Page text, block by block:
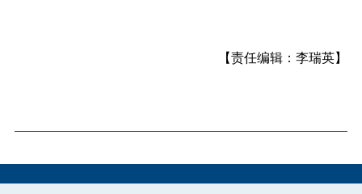
【责任编辑：李瑞英】